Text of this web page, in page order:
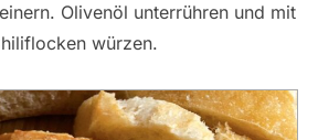
Olivenöl unterrühren und mit
würzen.